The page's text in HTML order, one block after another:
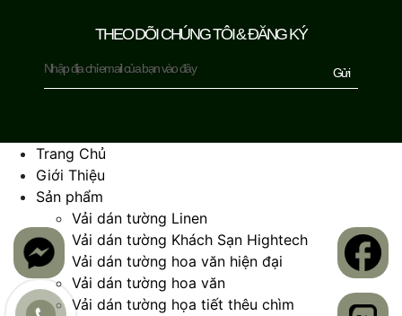
THEO DÕI CHÚNG TÔI & ĐĂNG KÝ
Gửi
Trang Chủ
Giới Thiệu
Sản phẩm
Vải dán tường Linen
Vải dán tường Khách Sạn Hightech
Vải dán tường hoa văn hiện đại
Vải dán tường hoa văn
Vải dán tường họa tiết thêu chìm